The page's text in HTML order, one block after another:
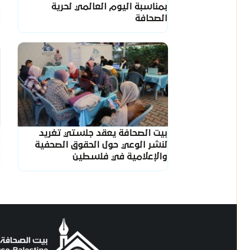
بمناسبة اليوم العالمي لحرية
الصحافة
بيت الصحافة يعقد جلستي تغريد
لنشر الوعي حول الحقوق الصحفية
والإعلامية في فلسطين